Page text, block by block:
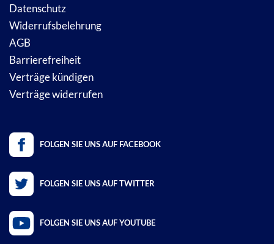
Datenschutz
Widerrufsbelehrung
AGB
Barrierefreiheit
Verträge kündigen
Verträge widerrufen
FOLGEN SIE UNS AUF FACEBOOK
FOLGEN SIE UNS AUF TWITTER
FOLGEN SIE UNS AUF YOUTUBE